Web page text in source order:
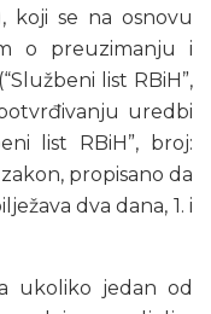
koji se na osnovu
o preuzimanju i
list RBiH”,
uredbi
list RBiH”, broj:
propisano da
dva dana, 1. i
ukoliko jedan od